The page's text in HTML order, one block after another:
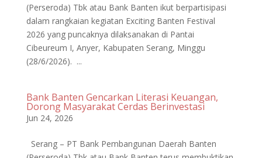
(Perseroda) Tbk atau Bank Banten ikut berpartisipasi
dalam rangkaian kegiatan Exciting Banten Festival
2026 yang puncaknya dilaksanakan di Pantai
Cibeureum I, Anyer, Kabupaten Serang, Minggu
(28/6/2026). ...
Bank Banten Gencarkan Literasi Keuangan,
Dorong Masyarakat Cerdas Berinvestasi
Jun 24, 2026
Serang – PT Bank Pembangunan Daerah Banten